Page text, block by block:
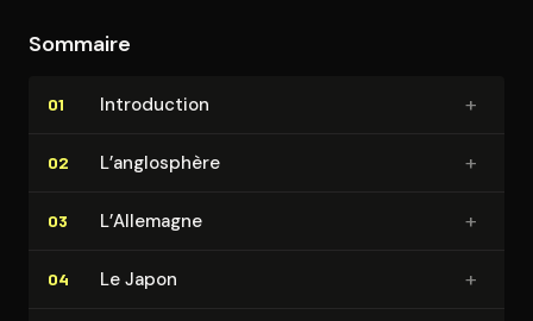
Sommaire
01 In­tro­duc­tion +
02 L’anglosphère +
03 L’Allemagne +
04 Le Japon +